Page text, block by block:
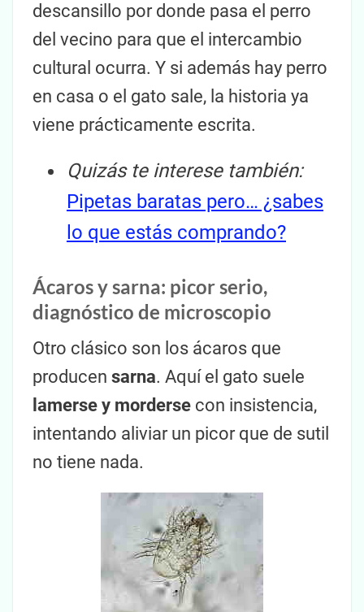
descansillo por donde pasa el perro
del vecino para que el intercambio
cultural ocurra. Y si además hay perro
en casa o el gato sale, la historia ya
viene prácticamente escrita.
Quizás te interese también:
Pipetas baratas pero… ¿sabes
lo que estás comprando?
Ácaros y sarna: picor serio,
diagnóstico de microscopio
Otro clásico son los ácaros que
producen sarna. Aquí el gato suele
lamerse y morderse con insistencia,
intentando aliviar un picor que de sutil
no tiene nada.